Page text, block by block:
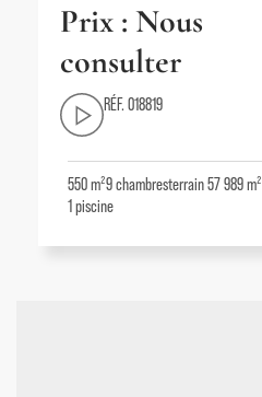
Prix : Nous
consulter
RÉF. 018819
550 m²9chambresterrain 57 989 m²
1piscine